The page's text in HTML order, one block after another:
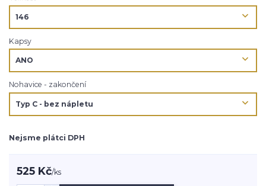
Kapsy
Nohavice - zakončení
Nejsme plátci DPH
525 Kč/ks